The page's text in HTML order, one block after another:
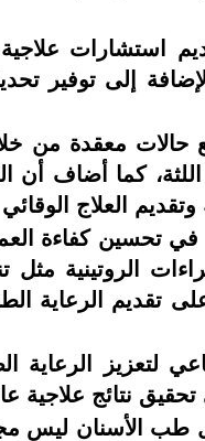
استشارات
إلى توفير
معقدة من
كما أضاف أن
وتقديم العلاج
تحسين كفاءة
الروتينية مثل
تقديم الرعاية
لتعزيز
نتائج علاجية
طب الأسنان ليس